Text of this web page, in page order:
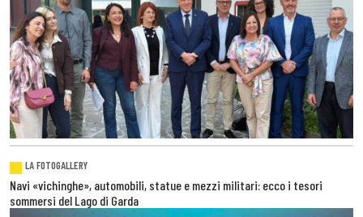
LA FOTOGALLERY
Navi «vichinghe», automobili, statue e mezzi militari: ecco i tesori
sommersi del Lago di Garda